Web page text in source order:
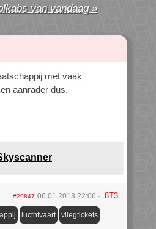
van vandaag »
met vaak
aanrader dus.
#29847 06.01.2013 22:06 8T3
lucthtvaart vliegtickets